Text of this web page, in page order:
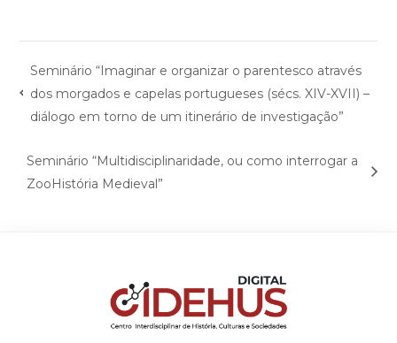
Seminário “Imaginar e organizar o parentesco através
dos morgados e capelas portugueses (sécs. XIV-XVII) –
diálogo em torno de um itinerário de investigação”
Seminário “Multidisciplinaridade, ou como interrogar a
ZooHistória Medieval”